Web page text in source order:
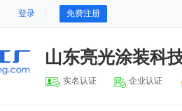
登录 免费注册
山东亮光涂装科
实名认证 企业认证